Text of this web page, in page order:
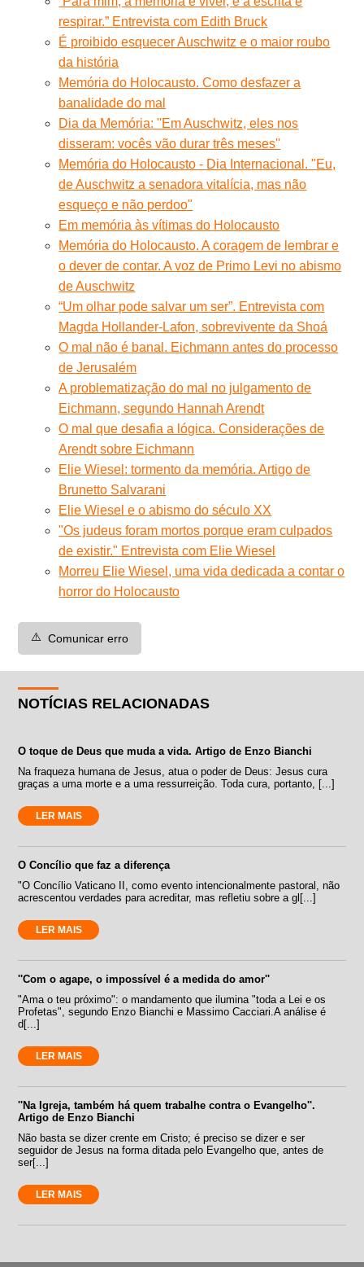
respirar.” Entrevista com Edith Bruck
É proibido esquecer Auschwitz e o maior roubo
da história
Memória do Holocausto. Como desfazer a
banalidade do mal
Dia da Memória: ''Em Auschwitz, eles nos
disseram: vocês vão durar três meses''
Memória do Holocausto - Dia Internacional. "Eu,
de Auschwitz a senadora vitalícia, mas não
esqueço e não perdoo"
Em memória às vítimas do Holocausto
Memória do Holocausto. A coragem de lembrar e
o dever de contar. A voz de Primo Levi no abismo
de Auschwitz
“Um olhar pode salvar um ser”. Entrevista com
Magda Hollander-Lafon, sobrevivente da Shoá
O mal não é banal. Eichmann antes do processo
de Jerusalém
A problematização do mal no julgamento de
Eichmann, segundo Hannah Arendt
O mal que desafia a lógica. Considerações de
Arendt sobre Eichmann
Elie Wiesel: tormento da memória. Artigo de
Brunetto Salvarani
Elie Wiesel e o abismo do século XX
"Os judeus foram mortos porque eram culpados
de existir." Entrevista com Elie Wiesel
Morreu Elie Wiesel, uma vida dedicada a contar o
horror do Holocausto
⚠️ Comunicar erro
NOTÍCIAS RELACIONADAS
O toque de Deus que muda a vida. Artigo de Enzo Bianchi
Na fraqueza humana de Jesus, atua o poder de Deus: Jesus cura
graças a uma morte e a uma ressurreição. Toda cura, portanto, [...]
LER MAIS
O Concílio que faz a diferença
"O Concílio Vaticano II, como evento intencionalmente pastoral, não
acrescentou verdades para acreditar, mas refletiu sobre a gl[...]
LER MAIS
''Com o agape, o impossível é a medida do amor''
"Ama o teu próximo": o mandamento que ilumina "toda a Lei e os
Profetas", segundo Enzo Bianchi e Massimo Cacciari.A análise é
d[...]
LER MAIS
''Na Igreja, também há quem trabalhe contra o Evangelho''.
Artigo de Enzo Bianchi
Não basta se dizer crente em Cristo; é preciso se dizer e ser
seguidor de Jesus na forma ditada pelo Evangelho que, antes de
ser[...]
LER MAIS